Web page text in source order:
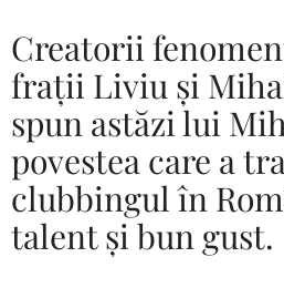
Creatorii
frații Liviu și
spun astăzi lui
povestea care a
clubbingul în
talent și bun gust.